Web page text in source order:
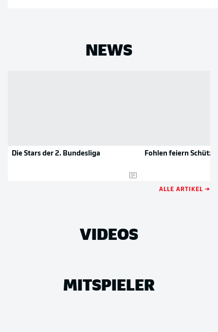
NEWS
Die Stars der 2. Bundesliga Fohlen feiern
ALLE ARTIKEL →
VIDEOS
MITSPIELER